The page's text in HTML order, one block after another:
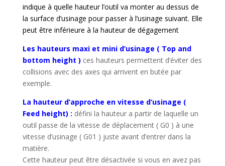
indique à quelle hauteur l’outil va monter au dessus de
la surface d’usinage pour passer à l’usinage suivant. Elle
peut être inférieure à la hauteur de dégagement
Les hauteurs maxi et mini d’usinage ( Top and
bottom height ) ces hauteurs permettent d’éviter des
collisions avec des axes qui arrivent en butée par
exemple.
La hauteur d’approche en vitesse d’usinage (
Feed height) : défini la hauteur a partir de laquelle un
outil passe de la vitesse de déplacement ( G0 ) à une
vitesse d’usinage ( G01 ) juste avant d’entrer dans la
matière.
Cette hauteur peut être désactivée si vous en avez pas